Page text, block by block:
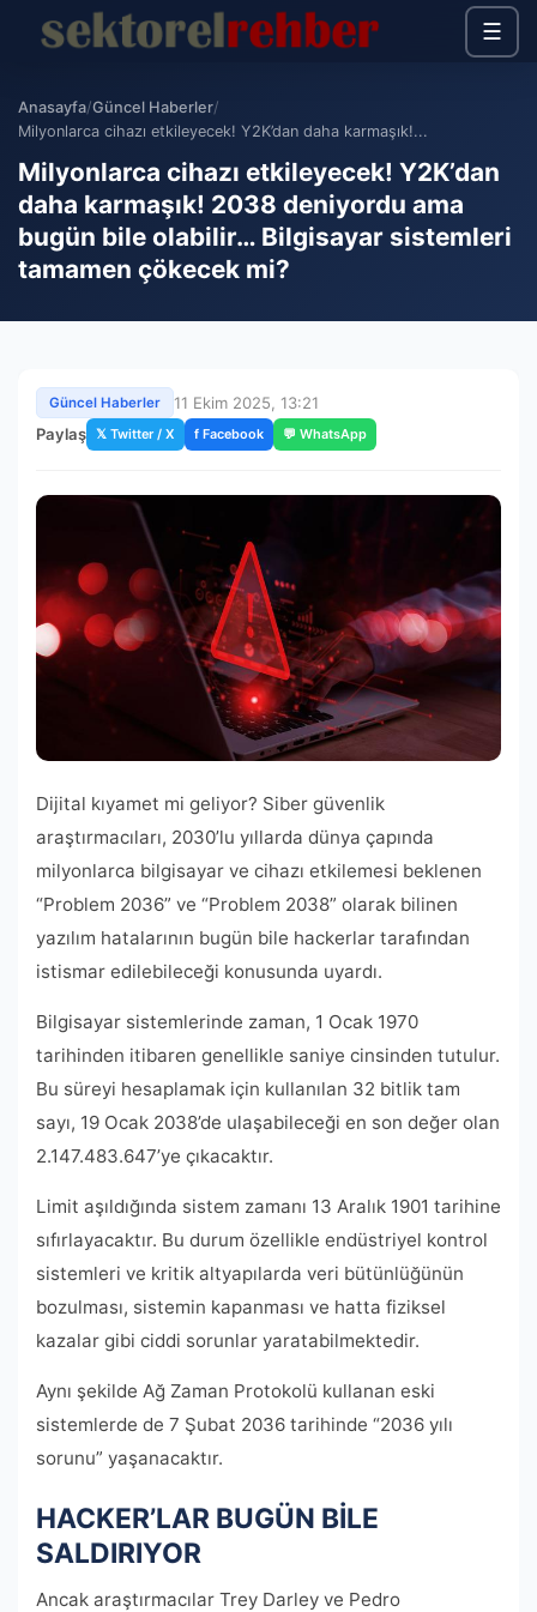
☰
Anasayfa/Güncel Haberler/
Milyonlarca cihazı etkileyecek! Y2K’dan daha karmaşık!...
Milyonlarca cihazı etkileyecek! Y2K’dan
daha karmaşık! 2038 deniyordu ama
bugün bile olabilir… Bilgisayar sistemleri
tamamen çökecek mi?
Güncel Haberler
11 Ekim 2025, 13:21
Paylaş 𝕏 Twitter / X f Facebook 💬 WhatsApp
Dijital kıyamet mi geliyor? Siber güvenlik
araştırmacıları, 2030’lu yıllarda dünya çapında
milyonlarca bilgisayar ve cihazı etkilemesi beklenen
“Problem 2036” ve “Problem 2038” olarak bilinen
yazılım hatalarının bugün bile hackerlar tarafından
istismar edilebileceği konusunda uyardı.
Bilgisayar sistemlerinde zaman, 1 Ocak 1970
tarihinden itibaren genellikle saniye cinsinden tutulur.
Bu süreyi hesaplamak için kullanılan 32 bitlik tam
sayı, 19 Ocak 2038’de ulaşabileceği en son değer olan
2.147.483.647’ye çıkacaktır.
Limit aşıldığında sistem zamanı 13 Aralık 1901 tarihine
sıfırlayacaktır. Bu durum özellikle endüstriyel kontrol
sistemleri ve kritik altyapılarda veri bütünlüğünün
bozulması, sistemin kapanması ve hatta fiziksel
kazalar gibi ciddi sorunlar yaratabilmektedir.
Aynı şekilde Ağ Zaman Protokolü kullanan eski
sistemlerde de 7 Şubat 2036 tarihinde “2036 yılı
sorunu” yaşanacaktır.
HACKER’LAR BUGÜN BİLE
SALDIRIYOR
Ancak araştırmacılar Trey Darley ve Pedro